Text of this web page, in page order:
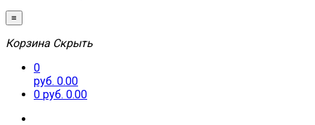
≡
Корзина Скрыть
0
руб. 0.00
0 руб. 0.00